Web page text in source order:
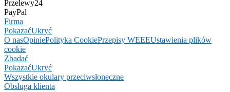
Przelewy24
PayPal
Firma
PokazaćUkryć
O nasOpiniePolityka CookiePrzepisy WEEEUstawienia plików
cookie
Zbadać
PokazaćUkryć
Wszystkie okulary przeciwsłoneczne
Obsługa klienta